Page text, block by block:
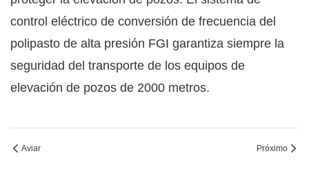
control eléctrico de conversión de frecuencia del
polipasto de alta presión FGI garantiza siempre la
seguridad del transporte de los equipos de
elevación de pozos de 2000 metros.
Aviar Próximo